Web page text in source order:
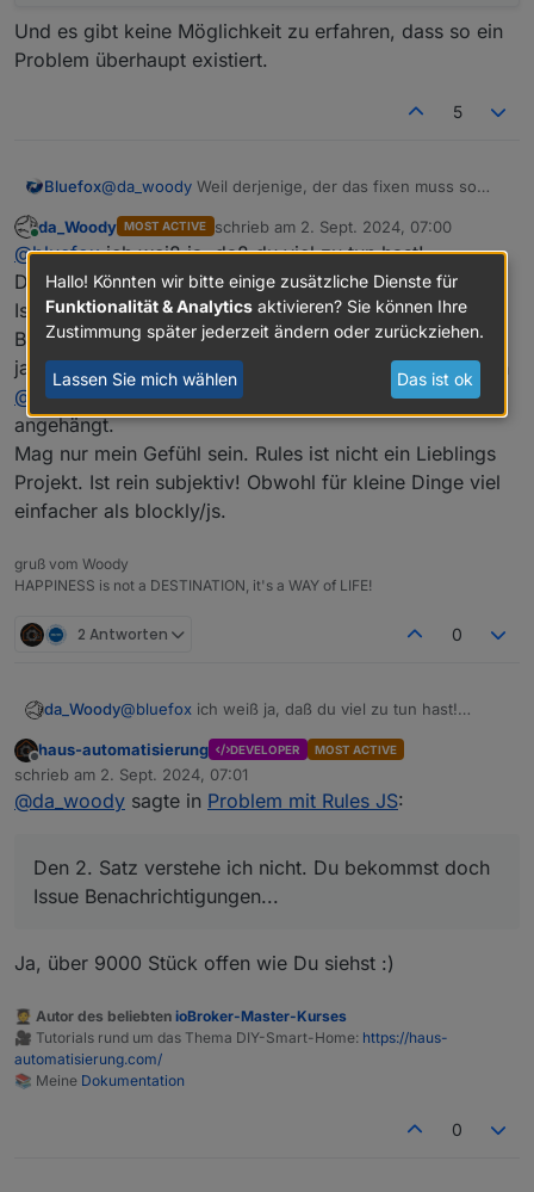
Und es gibt keine Möglichkeit zu erfahren, dass so ein
Problem überhaupt existiert.
5
Bluefox@da_woody Weil derjenige, der das fixen muss so
Problem überhaupt existiert.
Online
da_Woody MOST ACTIVE schrieb am 2. Sept. 2024, 07:00
zuletzt editiert von
@bluefoxich weiß ja, daß du viel zu tun hast!
Den 2. Satz verstehe ich nicht. Du bekommst doch
Issue Benachrichtigungen...
Bin auch nur durch Zufall drauf gekommen. Ich mache
ja nicht täglich eine rule. Dann rausgefunden, daß auch
@
wendy2702das Problem hat. Ergo ans Issue
angehängt.
Mag nur mein Gefühl sein. Rules ist nicht ein Lieblings
Projekt. Ist rein subjektiv! Obwohl für kleine Dinge viel
einfacher als blockly/js.
gruß vom Woody
HAPPINESS is not a DESTINATION, it's a WAY of LIFE!
2 Antworten 0
da_Woody@bluefox ich weiß ja, daß du viel zu tun hast!
Issue Benachrichtigungen...
Bin auch nur durch Zufall drauf gekommen. Ich
mache ja nicht täglich eine rule. Dann
Mag nur mein Gefühl sein. Rules ist nicht ein
Lieblings Projekt. Ist rein subjektiv! Obwohl für
kleine Dinge viel einfacher als blockly/js.
Offline
haus-automatisierung DEVELOPER MOST ACTIVE
schrieb am 2. Sept. 2024, 07:01
zuletzt editiert von
@da_woody sagte in Problem mit Rules JS:
Den 2. Satz verstehe ich nicht. Du bekommst doch
Issue Benachrichtigungen...
Ja, über 9000 Stück offen wie Du siehst :)
🧑‍🎓 Autor des beliebten ioBroker-Master-Kurses
🎥 Tutorials rund um das Thema DIY-Smart-Home: https://haus-
automatisierung.com/
📚 Meine Dokumentation
0
Hallo! Könnten wir bitte einige zusätzliche Dienste für
Funktionalität & Analytics aktivieren? Sie können Ihre
Zustimmung später jederzeit ändern oder zurückziehen.
Lassen Sie mich wählen Das ist ok